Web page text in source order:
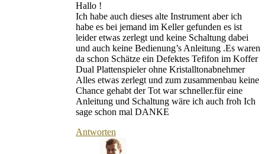
Hallo !
Ich habe auch dieses alte Instrument aber ich
habe es bei jemand im Keller gefunden es ist
leider etwas zerlegt und keine Schaltung dabei
und auch keine Bedienung’s Anleitung .Es waren
da schon Schätze ein Defektes Tefifon im Koffer
Dual Plattenspieler ohne Kristalltonabnehmer
Alles etwas zerlegt und zum zusammenbau keine
Chance gehabt der Tot war schneller.für eine
Anleitung und Schaltung wäre ich auch froh Ich
sage schon mal DANKE
Antworten